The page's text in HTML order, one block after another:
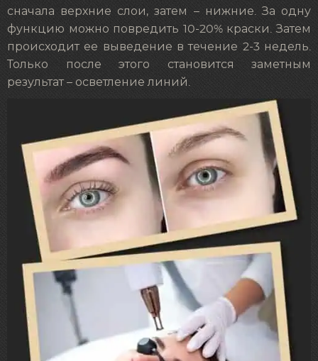
сначала верхние слои, затем – нижние. За одну
функцию можно повредить 10-20% краски. Затем
происходит ее выведение в течение 2-3 недель.
Только после этого становится заметным
результат – осветление линий.